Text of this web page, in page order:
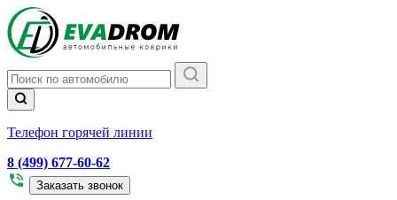
Телефон горячей линии
8 (499) 677-60-62
Заказать звонок